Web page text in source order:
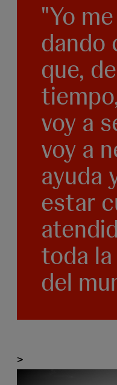
"Yo
dando
que,
voy a
voy a
ayuda
estar
toda
del
>